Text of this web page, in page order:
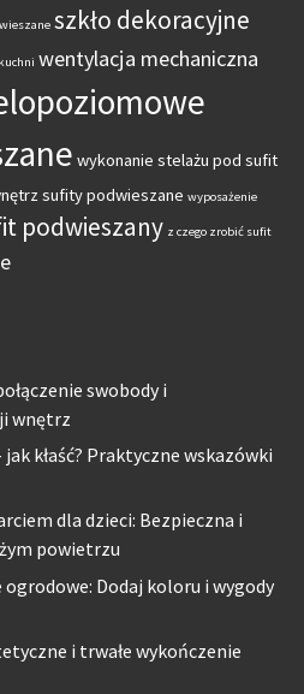
szkło dekoracyjne
wentylacja mechaniczna
wykonanie stelażu pod sufit
sufity podwieszane wyposażenie
podwieszany z czego zrobić sufit
swobody i
wnętrz
kłaść? Praktyczne wskazówki
dla dzieci: Bezpieczna i
powietrzu
Dodaj koloru i wygody
i trwałe wykończenie